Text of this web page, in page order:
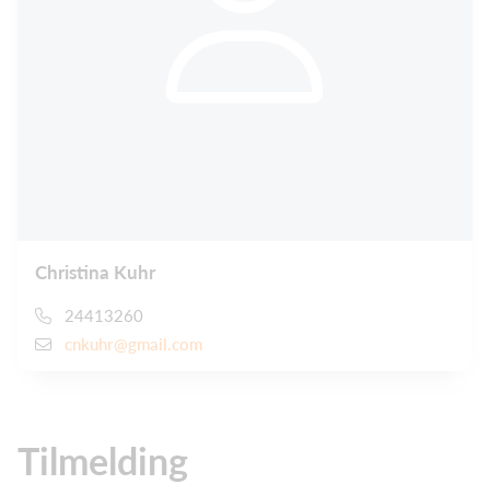
Christina Kuhr
24413260
cnkuhr@gmail.com
Tilmelding